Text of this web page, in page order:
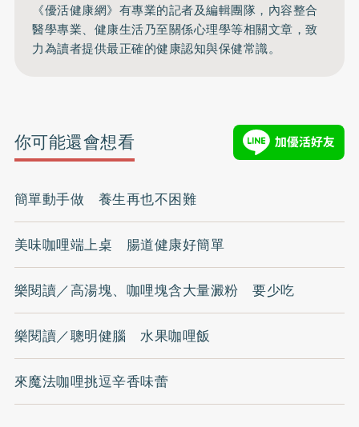
《優活健康網》有專業的記者及編輯團隊，內容整合
醫學專業、健康生活乃至關係心理學等相關文章，致
力為讀者提供最正確的健康認知與保健常識。
你可能還會想看
簡單動手做 養生再也不困難
美味咖哩端上桌 腸道健康好簡單
樂閱讀／高湯塊、咖哩塊含大量澱粉 要少吃
樂閱讀／聰明健腦 水果咖哩飯
來魔法咖哩挑逗辛香味蕾